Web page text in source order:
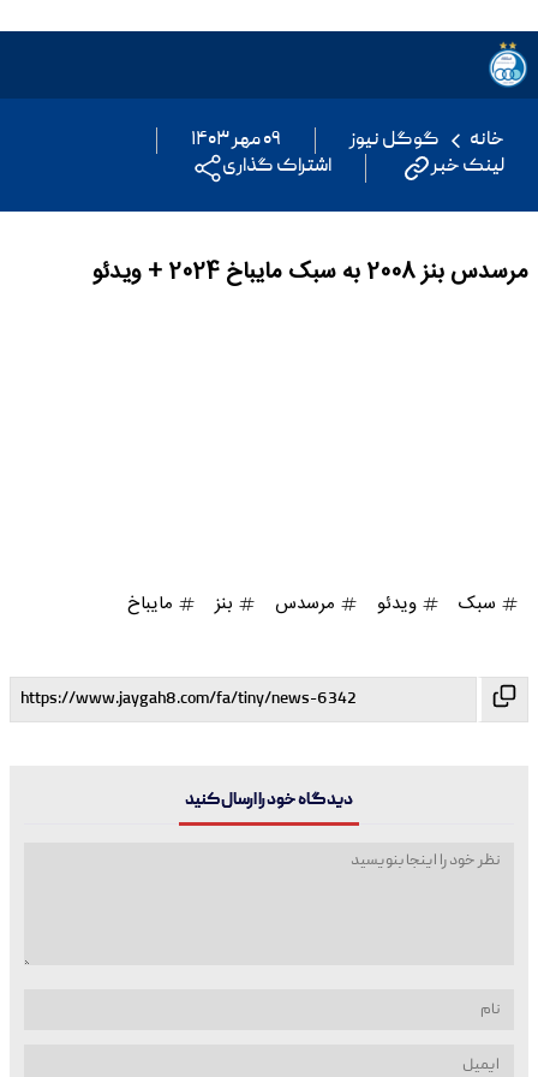
خانه گوگل نیوز
۰۹ مهر ۱۴۰۳
لینک خبر
اشتراک گذاری
مرسدس بنز 2008 به سبک مایباخ 2024 + ویدئو
سبک ویدئو مرسدس بنز مایباخ
دیدگاه خود را ارسال کنید